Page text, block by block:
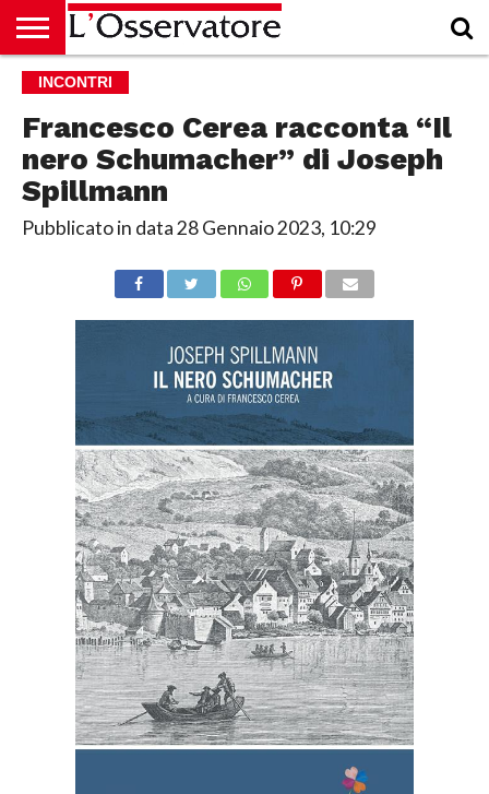
HOME
CULTURA
ECONOMIA
RUBRICHE
ARCHIVIO
PODCAST
ABBONAMENTO
CHI
ACCEDI
INCONTRI
Francesco Cerea racconta “Il
nero Schumacher” di Joseph
Spillmann
Pubblicato in data28 Gennaio 2023, 10:29